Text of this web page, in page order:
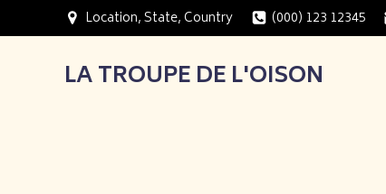
au
Location, State, Country (000) 123 12345
LA TROUPE DE L'OISON